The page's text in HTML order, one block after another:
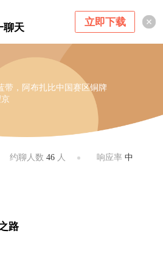
聊天 立即下载
带，阿布扎比中国赛区铜牌
约聊人数 46人 响应率 中
路